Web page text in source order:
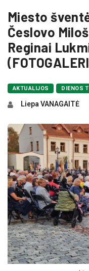
Miesto
Česlovo
Reginai
AKTUALIJOS DIENOS
Liepa VANAGAITĖ